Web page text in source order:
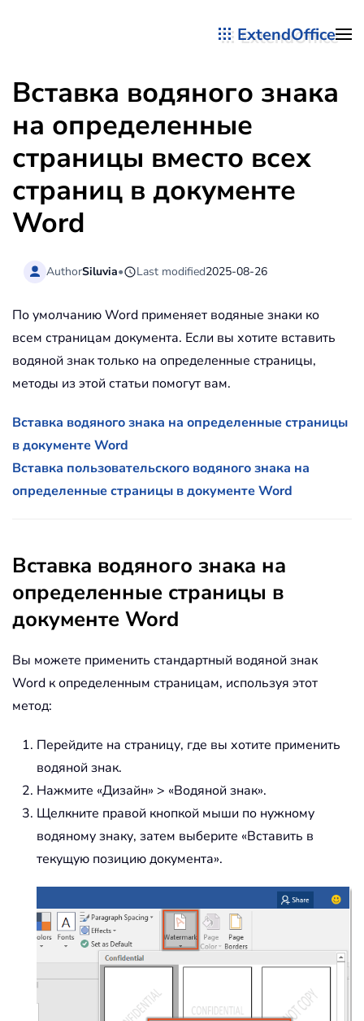
ExtendOffice
Вставка водяного знака
на определенные
страницы вместо всех
страниц в документе
Word
AuthorSiluvia• Last modified2025-08-26
По умолчанию Word применяет водяные знаки ко
всем страницам документа. Если вы хотите вставить
водяной знак только на определенные страницы,
методы из этой статьи помогут вам.
Вставка водяного знака на определенные страницы
в документе Word
Вставка пользовательского водяного знака на
определенные страницы в документе Word
Вставка водяного знака на
определенные страницы в
документе Word
Вы можете применить стандартный водяной знак
Word к определенным страницам, используя этот
метод:
Перейдите на страницу, где вы хотите применить
водяной знак.
Нажмите «Дизайн» > «Водяной знак».
Щелкните правой кнопкой мыши по нужному
водяному знаку, затем выберите «Вставить в
текущую позицию документа».